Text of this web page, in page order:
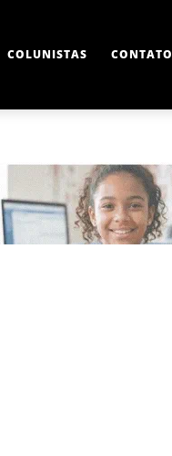
COLUNISTAS CONTATO